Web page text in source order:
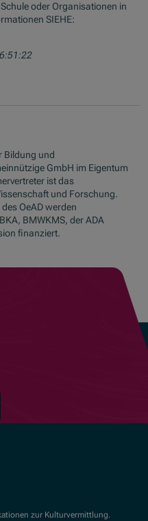
oder Organisationen in
SIEHE:
Bildung und
GmbH im Eigentum
ist das
und Forschung.
OeAD werden
BMWKMS, der ADA
finanziert.
zur Kulturvermittlung.